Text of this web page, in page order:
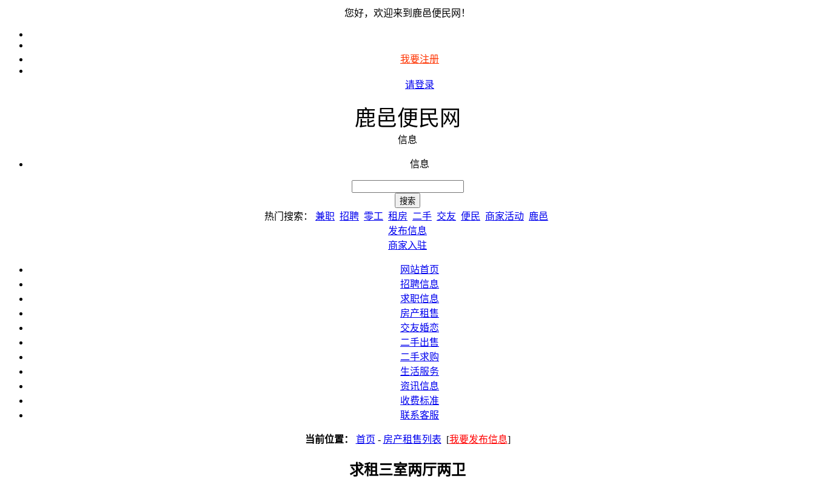
您好，欢迎来到鹿邑便民网！
我要注册
请登录
鹿邑便民网
信息
信息
热门搜索： 兼职 招聘 零工 租房 二手 交友 便民 商家活动 鹿邑
发布信息
商家入驻
网站首页
招聘信息
求职信息
房产租售
交友婚恋
二手出售
二手求购
生活服务
资讯信息
收费标准
联系客服
当前位置： 首页 - 房产租售列表 [我要发布信息]
求租三室两厅两卫